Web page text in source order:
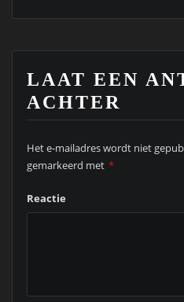
LAAT EEN
ACHTER
Het e-mailadres wordt niet
gemarkeerd met *
Reactie